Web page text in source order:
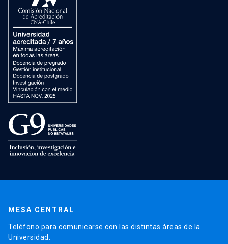
MESA CENTRAL
Teléfono para comunicarse con las distintas áreas de la
Universidad.